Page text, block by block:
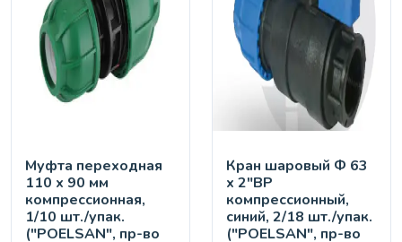
Муфта переходная
110 х 90 мм
компрессионная,
1/10 шт./упак.
("POELSAN", пр-во
Кран шaровый Ф 63
х 2"ВР
компрессионный,
синий, 2/18 шт./упак.
("POELSAN", пр-во